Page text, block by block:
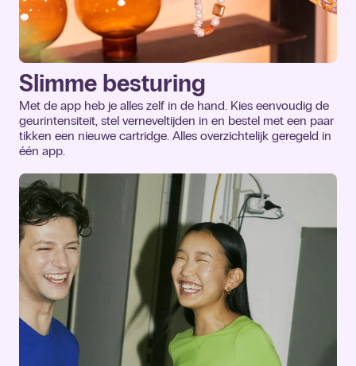
Slimme besturing
Met de app heb je alles zelf in de hand. Kies eenvoudig de
geurintensiteit, stel verneveltijden in en bestel met een paar
tikken een nieuwe cartridge. Alles overzichtelijk geregeld in
één app.